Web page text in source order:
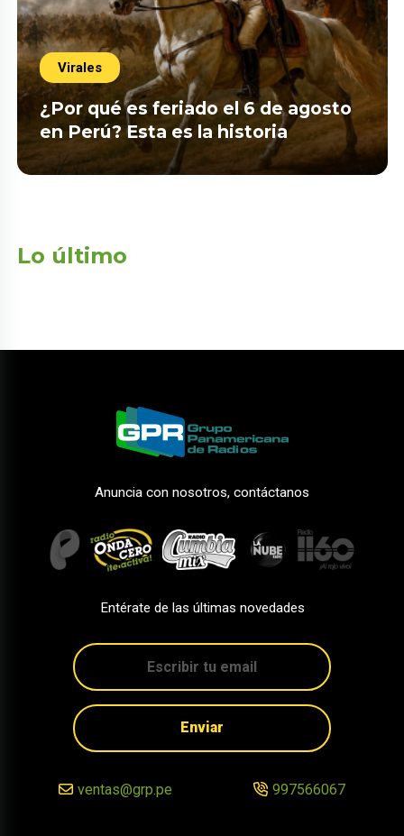
Virales
¿Por qué es feriado el 6 de agosto
en Perú? Esta es la historia
Lo último
Anuncia con nosotros, contáctanos
Entérate de las últimas novedades
Enviar
ventas@grp.pe 997566067